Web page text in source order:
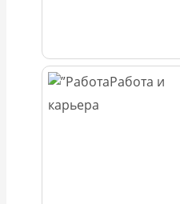
Работа и
карьера